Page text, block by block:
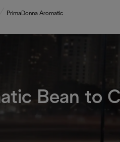
PrimaDonna Aromatic
Bean to